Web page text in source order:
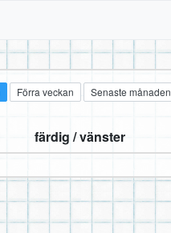
Förra veckan Senaste månaden
färdig / vänster